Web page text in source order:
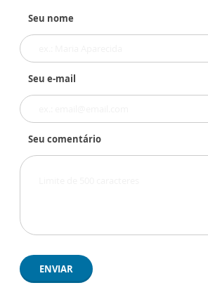
Seu nome
Seu e-mail
Seu comentário
ENVIAR